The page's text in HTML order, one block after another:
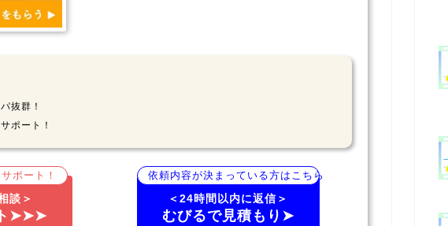
抜群！
ポート！
ポート！
談＞
➤➤➤
依頼内容が決まっている方はこちら
＜24時間以内に返信＞
むびるで見積もり➤